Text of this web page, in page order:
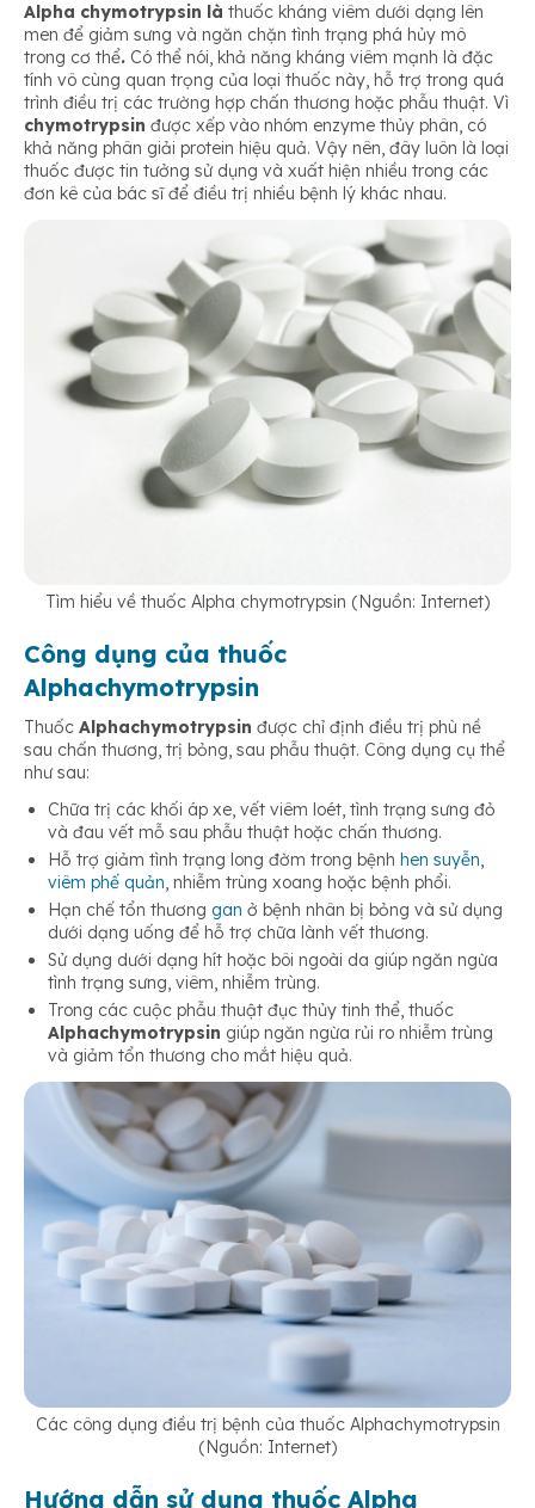
Alpha chymotrypsin là thuốc kháng viêm dưới dạng lên
men để giảm sưng và ngăn chặn tình trạng phá hủy mô
trong cơ thể. Có thể nói, khả năng kháng viêm mạnh là đặc
tính vô cùng quan trọng của loại thuốc này, hỗ trợ trong quá
trình điều trị các trường hợp chấn thương hoặc phẫu thuật. Vì
chymotrypsin được xếp vào nhóm enzyme thủy phân, có
khả năng phân giải protein hiệu quả. Vậy nên, đây luôn là loại
thuốc được tin tưởng sử dụng và xuất hiện nhiều trong các
đơn kê của bác sĩ để điều trị nhiều bệnh lý khác nhau.
Tìm hiểu về thuốc Alpha chymotrypsin (Nguồn: Internet)
Công dụng của thuốc
Alphachymotrypsin
Thuốc Alphachymotrypsin được chỉ định điều trị phù nề
sau chấn thương, trị bỏng, sau phẫu thuật. Công dụng cụ thể
như sau:
Chữa trị các khối áp xe, vết viêm loét, tình trạng sưng đỏ
và đau vết mỗ sau phẫu thuật hoặc chấn thương.
Hỗ trợ giảm tình trạng long đờm trong bệnh hen suyễn,
viêm phế quản, nhiễm trùng xoang hoặc bệnh phổi.
Hạn chế tổn thương gan ở bệnh nhân bị bỏng và sử dụng
dưới dạng uống để hỗ trợ chữa lành vết thương.
Sử dụng dưới dạng hít hoặc bôi ngoài da giúp ngăn ngừa
tình trạng sưng, viêm, nhiễm trùng.
Trong các cuộc phẫu thuật đục thủy tinh thể, thuốc
Alphachymotrypsin giúp ngăn ngừa rủi ro nhiễm trùng
và giảm tổn thương cho mắt hiệu quả.
Các công dụng điều trị bệnh của thuốc Alphachymotrypsin
(Nguồn: Internet)
Hướng dẫn sử dụng thuốc Alpha